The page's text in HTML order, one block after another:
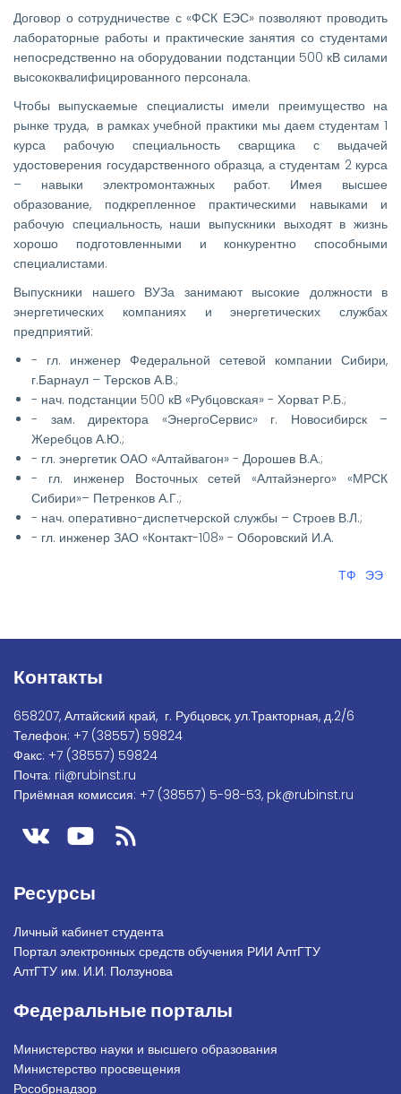
Договор о сотрудничестве с «ФСК ЕЭС» позволяют проводить
лабораторные работы и практические занятия со студентами
непосредственно на оборудовании подстанции 500 кВ силами
высококвалифицированного персонала.
Чтобы выпускаемые специалисты имели преимущество на
рынке труда, в рамках учебной практики мы даем студентам 1
курса рабочую специальность сварщика с выдачей
удостоверения государственного образца, а студентам 2 курса
– навыки электромонтажных работ. Имея высшее
образование, подкрепленное практическими навыками и
рабочую специальность, наши выпускники выходят в жизнь
хорошо подготовленными и конкурентно способными
специалистами.
Выпускники нашего ВУЗа занимают высокие должности в
энергетических компаниях и энергетических службах
предприятий:
- гл. инженер Федеральной сетевой компании Сибири,
г.Барнаул – Терсков А.В.;
- нач. подстанции 500 кВ «Рубцовская» - Хорват Р.Б.;
- зам. директора «ЭнергоСервис» г. Новосибирск –
Жеребцов А.Ю.;
- гл. энергетик ОАО «Алтайвагон» - Дорошев В.А.;
- гл. инженер Восточных сетей «Алтайэнерго» «МРСК
Сибири»– Петренков А.Г.;
- нач. оперативно-диспетчерской службы – Строев В.Л.;
- гл. инженер ЗАО «Контакт-108» - Оборовский И.А.
ТФ ЭЭ
Контакты
658207, Алтайский край, г. Рубцовск, ул.Тракторная, д.2/6
Телефон: +7 (38557) 59824
Факс: +7 (38557) 59824
Почта: rii@rubinst.ru
Приёмная комиссия: +7 (38557) 5-98-53, pk@rubinst.ru
Ресурсы
Личный кабинет студента
Портал электронных средств обучения РИИ АлтГТУ
АлтГТУ им. И.И. Ползунова
Федеральные порталы
Министерство науки и высшего образования
Министерство просвещения
Рособрнадзор